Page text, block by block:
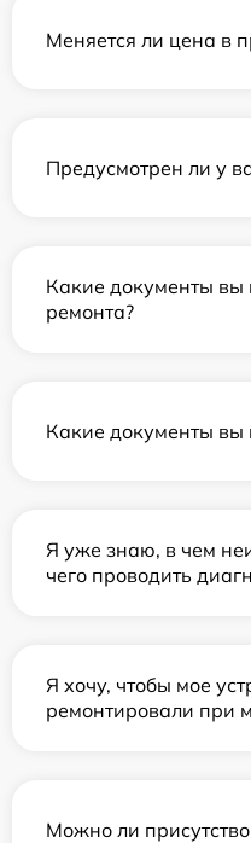
Меняется ли цена в
Предусмотрен ли у
Какие документы вы
ремонта?
Какие документы вы
Я уже знаю, в чем
чего проводить
Я хочу, чтобы мое
ремонтировали при
Можно ли